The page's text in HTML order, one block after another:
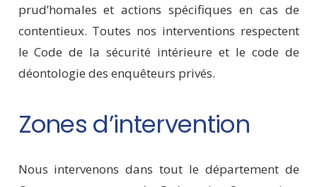
prud’homales et actions spécifiques en cas de
contentieux. Toutes nos interventions respectent
le Code de la sécurité intérieure et le code de
déontologie des enquêteurs privés.
Zones d’intervention
Nous intervenons dans tout le département de